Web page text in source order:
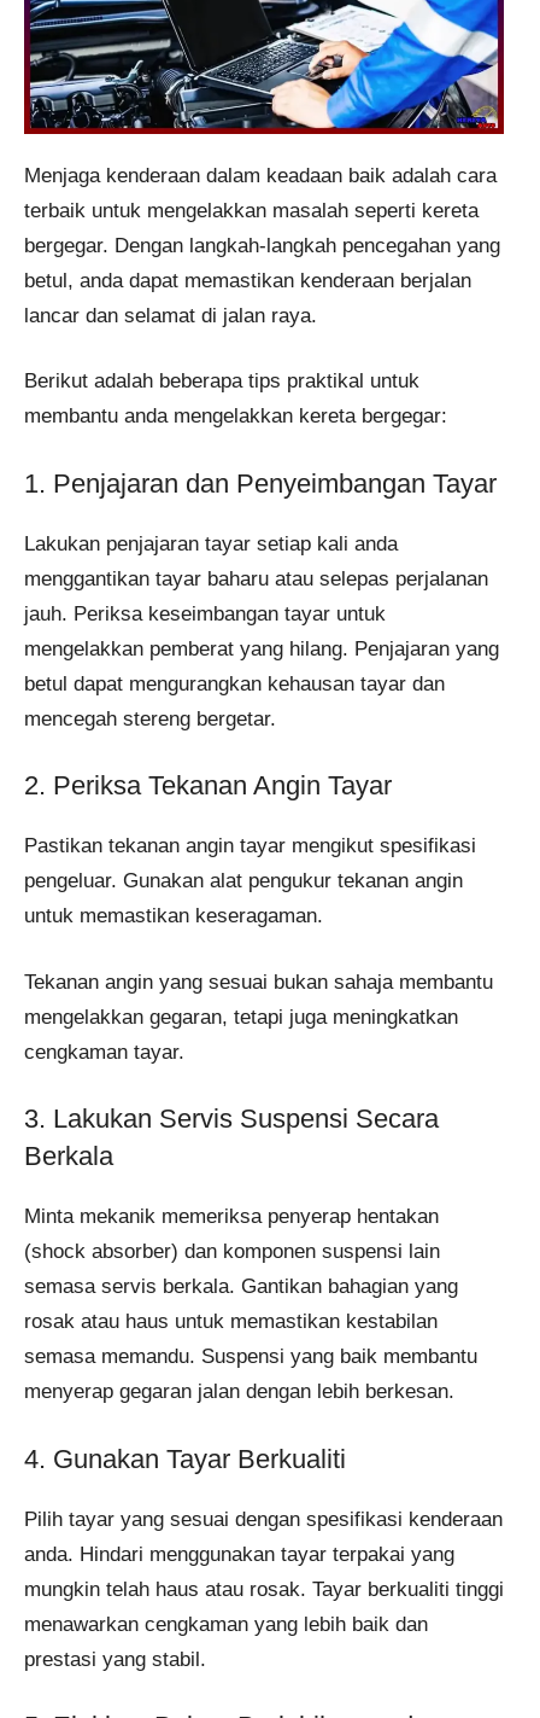
Menjaga kenderaan dalam keadaan baik adalah cara
terbaik untuk mengelakkan masalah seperti kereta
bergegar. Dengan langkah-langkah pencegahan yang
betul, anda dapat memastikan kenderaan berjalan
lancar dan selamat di jalan raya.
Berikut adalah beberapa tips praktikal untuk
membantu anda mengelakkan kereta bergegar:
1. Penjajaran dan Penyeimbangan Tayar
Lakukan penjajaran tayar setiap kali anda
menggantikan tayar baharu atau selepas perjalanan
jauh. Periksa keseimbangan tayar untuk
mengelakkan pemberat yang hilang. Penjajaran yang
betul dapat mengurangkan kehausan tayar dan
mencegah stereng bergetar.
2. Periksa Tekanan Angin Tayar
Pastikan tekanan angin tayar mengikut spesifikasi
pengeluar. Gunakan alat pengukur tekanan angin
untuk memastikan keseragaman.
Tekanan angin yang sesuai bukan sahaja membantu
mengelakkan gegaran, tetapi juga meningkatkan
cengkaman tayar.
3. Lakukan Servis Suspensi Secara
Berkala
Minta mekanik memeriksa penyerap hentakan
(shock absorber) dan komponen suspensi lain
semasa servis berkala. Gantikan bahagian yang
rosak atau haus untuk memastikan kestabilan
semasa memandu. Suspensi yang baik membantu
menyerap gegaran jalan dengan lebih berkesan.
4. Gunakan Tayar Berkualiti
Pilih tayar yang sesuai dengan spesifikasi kenderaan
anda. Hindari menggunakan tayar terpakai yang
mungkin telah haus atau rosak. Tayar berkualiti tinggi
menawarkan cengkaman yang lebih baik dan
prestasi yang stabil.